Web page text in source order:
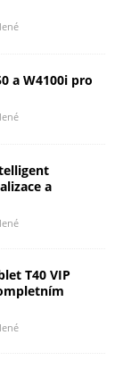
a W4100i pro
a
T40 VIP